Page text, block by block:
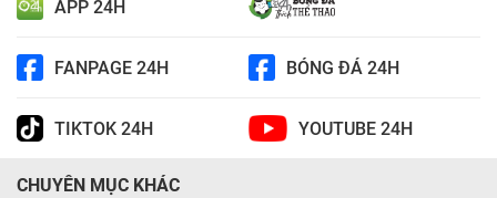
APP 24H
FANPAGE 24H BÓNG ĐÁ 24H
TIKTOK 24H YOUTUBE 24H
CHUYÊN MỤC KHÁC